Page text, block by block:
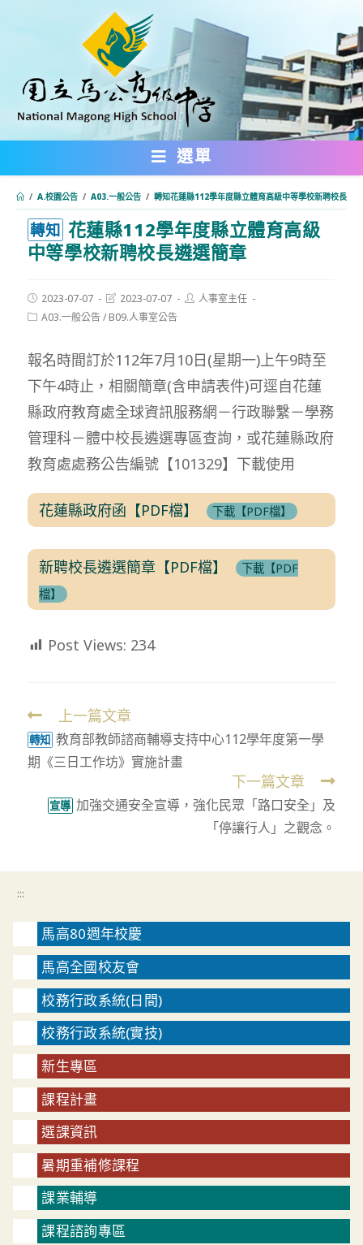
內
選單
/ A.校園公告 / A03.一般公告 / 轉知花蓮縣112學年度縣立體育高級中等學校新聘校長遴
轉知 花蓮縣112學年度縣立體育高級
中等學校新聘校長遴選簡章
Post
published:
2023-07-07
Post
modified:
2023-07-07
Post人事室主任
PostA03.一般公告/ B09.人事室公告
報名時間訂於112年7月10日(星期一)上午9時至
下午4時止，相關簡章(含申請表件)可逕自花蓮
縣政府教育處全球資訊服務網－行政聯繫－學務
管理科－體中校長遴選專區查詢，或花蓮縣政府
教育處處務公告編號【101329】下載使用
花蓮縣政府函【PDF檔】 下載【PDF檔】
新聘校長遴選簡章【PDF檔】
下載【PDF
檔】
Post Views: 234
Read
more
articles
上一篇文章
轉知 教育部教師諮商輔導支持中心112學年度第一學
期《三日工作坊》實施計畫
下一篇文章
宣導 加強交通安全宣導，強化民眾「路口安全」及
「停讓行人」之觀念。
:::
馬高80週年校慶
馬高全國校友會
校務行政系統(日間)
校務行政系統(實技)
新生專區
課程計畫
選課資訊
暑期重補修課程
課業輔導
課程諮詢專區